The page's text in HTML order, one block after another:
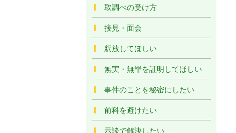
取調べの受け方
接見・面会
釈放してほしい
無実・無罪を証明してほしい
事件のことを秘密にしたい
前科を避けたい
示談で解決したい